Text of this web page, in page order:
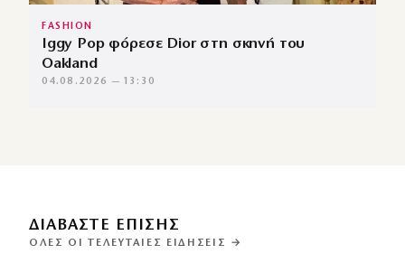
FASHION
Iggy Pop φόρεσε Dior στη σκηνή του
Oakland
04.08.2026 — 13:30
ΔΙΑΒΑΣΤΕ ΕΠΙΣΗΣ
ΌΛΕΣ ΟΙ ΤΕΛΕΥΤΑΊΕΣ ΕΙΔΉΣΕΙΣ →